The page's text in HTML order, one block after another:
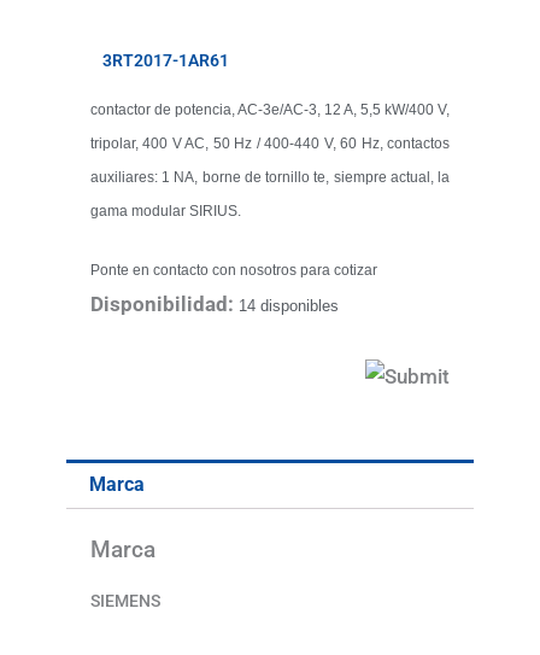
3RT2017-1AR61
contactor de potencia, AC-3e/AC-3, 12 A, 5,5 kW/400 V,
tripolar, 400 V AC, 50 Hz / 400-440 V, 60 Hz, contactos
auxiliares: 1 NA, borne de tornillo te, siempre actual, la
gama modular SIRIUS.
Ponte en contacto con nosotros para cotizar
Disponibilidad: 14 disponibles
Marca
Marca
SIEMENS